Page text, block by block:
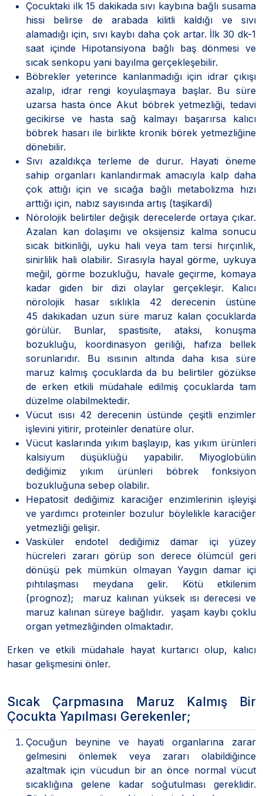
Çocuktaki ilk 15 dakikada sıvı kaybına bağlı susama
hissi belirse de arabada kilitli kaldığı ve sıvı
alamadığı için, sıvı kaybı daha çok artar. İlk 30 dk-1
saat içinde Hipotansiyona bağlı baş dönmesi ve
sıcak senkopu yani bayılma gerçekleşebilir.
Böbrekler yeterince kanlanmadığı için idrar çıkışı
azalıp, idrar rengi koyulaşmaya başlar. Bu süre
uzarsa hasta önce Akut böbrek yetmezliği, tedavi
gecikirse ve hasta sağ kalmayı başarırsa kalıcı
böbrek hasarı ile birlikte kronik börek yetmezliğine
dönebilir.
Sıvı azaldıkça terleme de durur. Hayati öneme
sahip organları kanlandırmak amacıyla kalp daha
çok attığı için ve sıcağa bağlı metabolizma hızı
arttığı için, nabız sayısında artış (taşikardi)
Nörolojik belirtiler değişik derecelerde ortaya çıkar.
Azalan kan dolaşımı ve oksijensiz kalma sonucu
sıcak bitkinliği, uyku hali veya tam tersi hırçınlık,
sinirlilik hali olabilir. Sırasıyla hayal görme, uykuya
meğil, görme bozukluğu, havale geçirme, komaya
kadar giden bir dizi olaylar gerçekleşir. Kalıcı
nörolojik hasar sıklıkla 42 derecenin üstüne
45 dakikadan uzun süre maruz kalan çocuklarda
görülür. Bunlar, spastisite, ataksi, konuşma
bozukluğu, koordinasyon geriliği, hafıza bellek
sorunlarıdır. Bu ısısının altında daha kısa süre
maruz kalmış çocuklarda da bu belirtiler gözükse
de erken etkili müdahale edilmiş çocuklarda tam
düzelme olabilmektedir.
Vücut ısısı 42 derecenin üstünde çeşitli enzimler
işlevini yitirir, proteinler denatüre olur.
Vücut kaslarında yıkım başlayıp, kas yıkım ürünleri
kalsiyum düşüklüğü yapabilir. Miyoglobülin
dediğimiz yıkım ürünleri böbrek fonksiyon
bozukluğuna sebep olabilir.
Hepatosit dediğimiz karaciğer enzimlerinin işleyişi
ve yardımcı proteinler bozulur böylelikle karaciğer
yetmezliği gelişir.
Vasküler endotel dediğimiz damar içi yüzey
hücreleri zararı görüp son derece ölümcül geri
dönüşü pek mümkün olmayan Yaygın damar içi
pıhtılaşması meydana gelir. Kötü etkilenim
(prognoz); maruz kalınan yüksek ısı derecesi ve
maruz kalınan süreye bağlıdır. yaşam kaybı çoklu
organ yetmezliğinden olmaktadır.
Erken ve etkili müdahale hayat kurtarıcı olup, kalıcı
hasar gelişmesini önler.
Sıcak Çarpmasına Maruz Kalmış Bir
Çocukta Yapılması Gerekenler;
Çocuğun beynine ve hayati organlarına zarar
gelmesini önlemek veya zararı olabildiğince
azaltmak için vücudun bir an önce normal vücut
sıcaklığına gelene kadar soğutulması gereklidir.